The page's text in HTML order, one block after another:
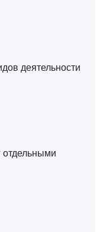
деятельности
отдельными